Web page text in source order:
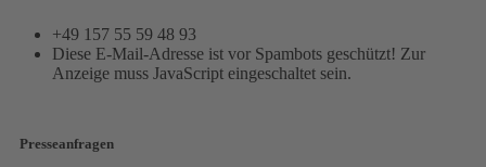
+49 157 55 59 48 93
Diese E-Mail-Adresse ist vor Spambots geschützt! Zur
Anzeige muss JavaScript eingeschaltet sein.
Presseanfragen